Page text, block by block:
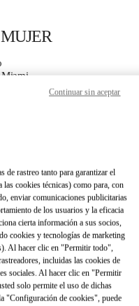
LINK OPENS IN
de rastreo tanto para garantizar el
cookies técnicas) como para, con
enviar comunicaciones publicitarias
de los usuarios y la eficacia
cierta información a sus socios,
cookies y tecnologías de marketing
Al hacer clic en "Permitir todo",
incluidas las cookies de
sociales. Al hacer clic en "Permitir
solo permite el uso de dichas
"Configuración de cookies", puede
Continuar sin aceptar